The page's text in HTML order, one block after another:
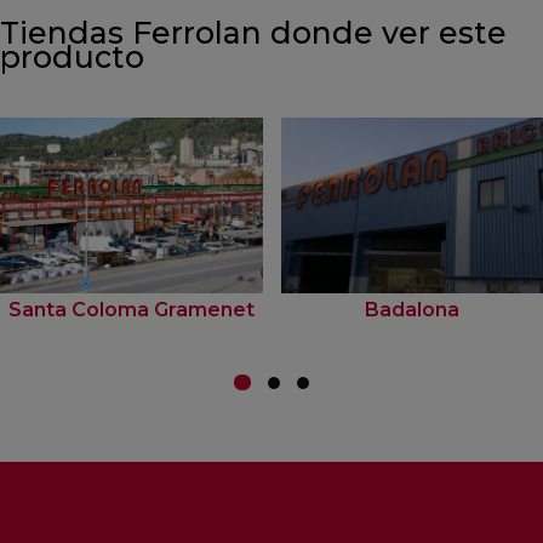
Tiendas Ferrolan donde ver este
producto
Santa Coloma Gramenet Badalona